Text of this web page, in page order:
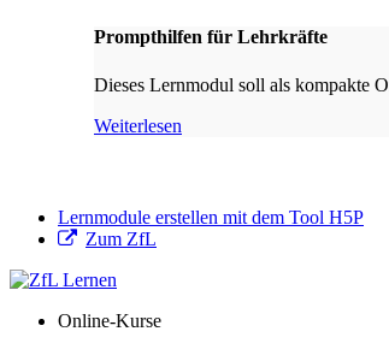
Prompthilfen für Lehrkräfte
Dieses Lernmodul soll als kompakte
Weiterlesen
Lernmodule erstellen mit dem Tool H5P
Zum ZfL
Online-Kurse